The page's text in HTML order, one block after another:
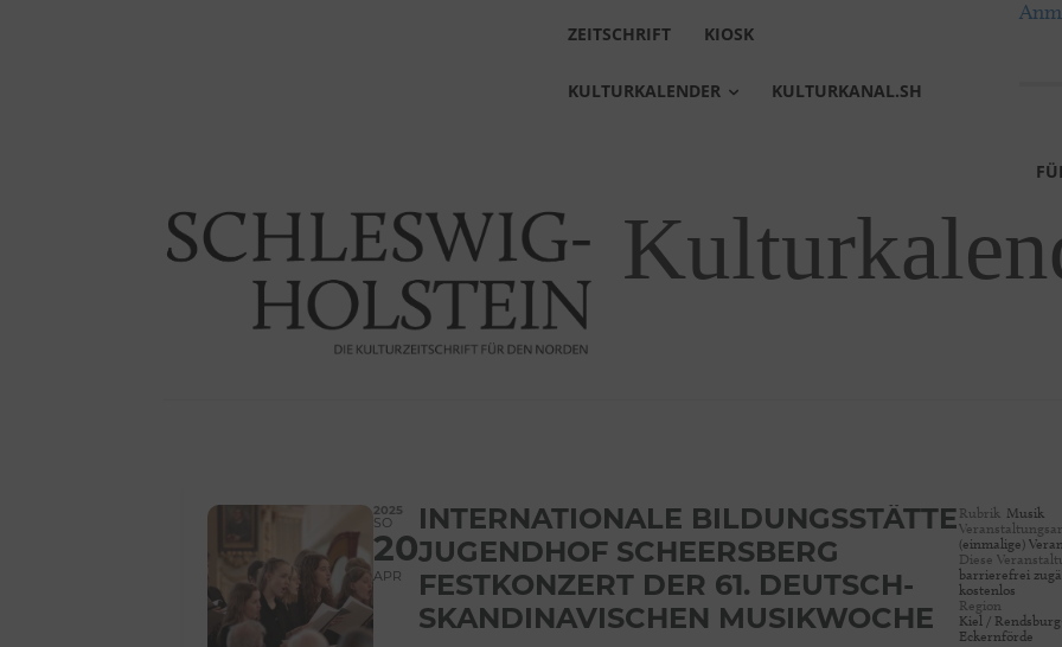
ZEITSCHRIFT KIOSK
KULTURKALENDER KULTURKANAL.SH
2025
SO
20
APR
INTERNATIONALE BILDUNGSSTÄTTE
JUGENDHOF SCHEERSBERG
FESTKONZERT DER 61. DEUTSCH-
SKANDINAVISCHEN MUSIKWOCHE
Rubrik Musik
(einmalige)
Diese
barrierefrei
kostenlos
Region
Kiel /
Eckernförde